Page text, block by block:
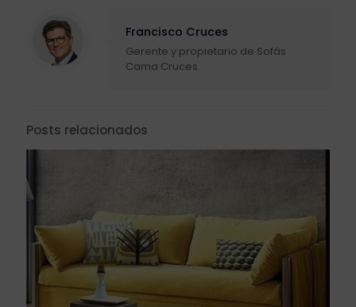
Francisco Cruces
Gerente y propietario de Sofás
Cama Cruces.
Posts relacionados